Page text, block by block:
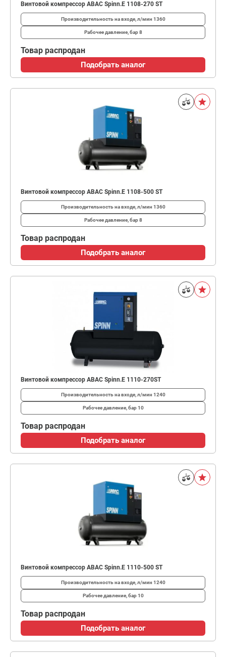
Винтовой компрессор ABAC Spinn.E 1108-270 ST
Производительность на входе, л/мин 1360
Рабочее давление, бар8
Товар распродан
Подобрать аналог
Винтовой компрессор ABAC Spinn.E 1108-500 ST
Производительность на входе, л/мин 1360
Рабочее давление, бар8
Товар распродан
Подобрать аналог
Винтовой компрессор ABAC Spinn.E 1110-270ST
Производительность на входе, л/мин 1240
Рабочее давление, бар10
Товар распродан
Подобрать аналог
Винтовой компрессор ABAC Spinn.E 1110-500 ST
Производительность на входе, л/мин 1240
Рабочее давление, бар10
Товар распродан
Подобрать аналог